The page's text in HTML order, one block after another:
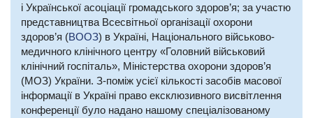
і Української асоціації громадського здоров’я; за участю
представництва Всесвітньої організації охорони
здоров’я (ВООЗ) в Україні, Національного військово-
медичного клінічного центру «Головний військовий
клінічний госпіталь», Міністерства охорони здоров’я
(МОЗ) України. З-поміж усієї кількості засобів масової
інформації в Україні право ексклюзивного висвітлення
конференції було надано нашому спеціалізованому